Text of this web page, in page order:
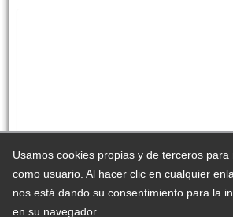
Usamos cookies propias y de terceros
como usuario. Al hacer clic en cualquier
nos está dando su consentimiento para la
en su navegador.